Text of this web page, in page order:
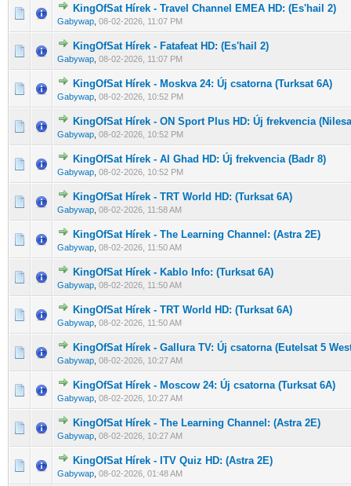
KingOfSat Hírek - Travel Channel EMEA HD: (Es'hail 2)
Gabywap 08-02-2026, 11:07 PM
0 Szavazat - 0 / 5 átlagban
123 45
KingOfSat Hírek - Fatafeat HD: (Es'hail 2)
Gabywap 08-02-2026, 11:07 PM
0 Szavazat - 0 / 5 átlagban
12345
KingOfSat Hírek - Moskva 24: Új csatorna (Turksat 6A)
Gabywap 08-02-2026, 10:52 PM
0 Szavazat - 0 / 5 átlagban
12345
KingOfSat Hírek - ON Sport Plus HD: Új frekvencia
Gabywap 08-02-2026, 10:52 PM
0 Szavazat - 0 / 5 átlagban
1 2345
KingOfSat Hírek - Al Ghad HD: Új frekvencia (Badr 8)
Gabywap 08-02-2026, 10:52 PM
0 Szavazat - 0 / 5 átlagban
12345
KingOfSat Hírek - TRT World HD: (Turksat 6A)
Gabywap 08-02-2026, 11:58 AM
0 Szavazat - 0 / 5 átlagban
1 2 345
KingOfSat Hírek - The Learning Channel: (Astra 2E)
Gabywap 08-02-2026, 11:50 AM
0 Szavazat - 0 / 5 átlagban
12345
KingOfSat Hírek - Kablo Info: (Turksat 6A)
Gabywap 08-02-2026, 11:50 AM
0 Szavazat - 0 / 5 átlagban
123 45
KingOfSat Hírek - TRT World HD: (Turksat 6A)
Gabywap 08-02-2026, 11:50 AM
0 Szavazat - 0 / 5 átlagban
1 2 345
KingOfSat Hírek - Gallura TV: Új csatorna (Eutelsat 5
Gabywap 08-02-2026, 10:27 AM
0 Szavazat - 0 / 5 átlagban
12345
KingOfSat Hírek - Moscow 24: Új csatorna (Turksat 6A)
Gabywap 08-02-2026, 10:27 AM
0 Szavazat - 0 / 5 átlagban
12345
KingOfSat Hírek - The Learning Channel: (Astra 2E)
Gabywap 08-02-2026, 10:27 AM
0 Szavazat - 0 / 5 átlagban
12345
KingOfSat Hírek - ITV Quiz HD: (Astra 2E)
Gabywap 08-02-2026, 01:48 AM
0 Szavazat - 0 / 5 átlagban
1 2345